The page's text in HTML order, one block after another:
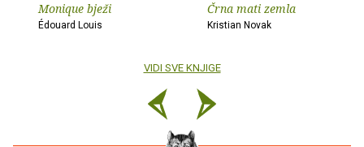
Monique bježi
Édouard Louis
Črna mati zemla
Kristian Novak
VIDI SVE KNJIGE